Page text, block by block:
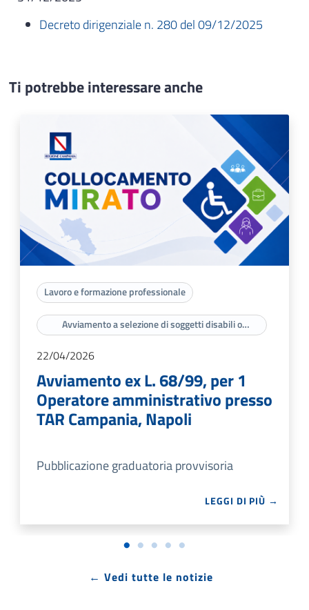
Decreto dirigenziale n. 280 del 09/12/2025
Ti potrebbe interessare anche
Lavoro e formazione professionale
Avviamento a selezione di soggetti disabili o
appartenenti a categorie protette di cui agli artt. 3 e
22/04/2026
Avviamento ex L. 68/99, per 1
Operatore amministrativo presso
TAR Campania, Napoli
Pubblicazione graduatoria provvisoria
LEGGI DI PIÙ →
← Vedi tutte le notizie